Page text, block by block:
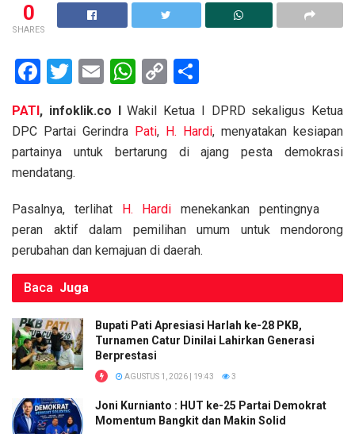
0
SHARES
F
ce
b
o
o
k
T
tt
er
E
ail
W
at
s
p
p
C
py
Li
k
ar
e
PATI , infoklik.co IWakil Ketua I DPRD sekaligus Ketua
DPC Partai Gerindra Pati, H. Hardi, menyatakan kesiapan
partainya untuk bertarung di ajang pesta demokrasi
mendatang.
Pasalnya, terlihat H. Hardi menekankan pentingnya
peran aktif dalam pemilihan umum untuk mendorong
perubahan dan kemajuan di daerah.
Baca Juga
Bupati Pati Apresiasi Harlah ke-28 PKB,
Turnamen Catur Dinilai Lahirkan Generasi
Berprestasi
AGUSTUS 1, 2026 | 19:43 3
Joni Kurnianto : HUT ke-25 Partai Demokrat
Momentum Bangkit dan Makin Solid